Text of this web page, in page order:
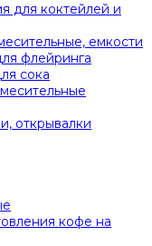
для коктейлей и
емкости
флейринга
сока
открывалки
кофе на